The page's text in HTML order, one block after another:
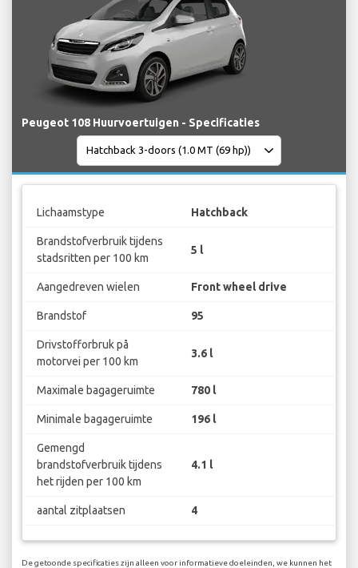
Peugeot 108 Huurvoertuigen - Specificaties
Lichaamstype Hatchback
Brandstofverbruik tijdens
stadsritten per 100 km
5 l
Aangedreven wielen Front wheel drive
Brandstof 95
Drivstofforbruk på
motorvei per 100 km
3.6 l
Maximale bagageruimte 780 l
Minimale bagageruimte 196 l
Gemengd
brandstofverbruik tijdens
het rijden per 100 km
4.1 l
aantal zitplaatsen 4
De getoonde specificaties zijn alleen voor informatieve doeleinden, we kunnen het